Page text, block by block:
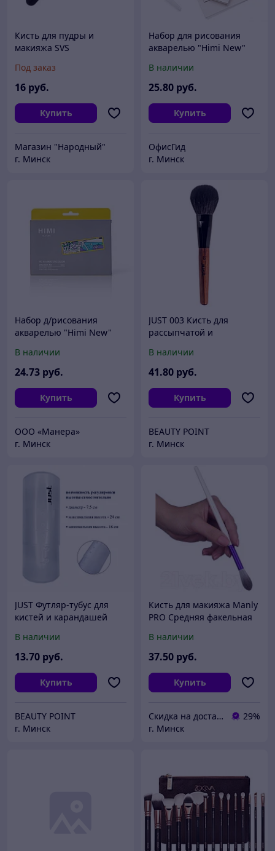
Кисть для пудры и
макияжа SVS
Под заказ
16 руб.
Купить
Магазин "Народный"
г. Минск
Набор для рисования
акварелью "Himi New"
блок для акварели),
белый футляр
В наличии
25.80 руб.
Купить
ОфисГид
г. Минск
Набор д/рисования
акварелью "Himi New"
для акварели), белый
футляр
В наличии
24.73 руб.
Купить
ООО «Манера»
г. Минск
JUST 003 Кисть для
рассыпчатой и
(ворс синей белки)
В наличии
41.80 руб.
Купить
BEAUTY POINT
г. Минск
JUST Футляр-тубус для
кистей и карандашей
В наличии
13.70 руб.
Купить
BEAUTY POINT
г. Минск
Кисть для макияжа Manly
PRO Средняя факельная
скульптурирования К75
В наличии
37.50 руб.
Купить
Скидка на доставку 21 векбай
29%
г. Минск